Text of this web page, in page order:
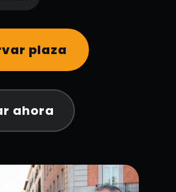
plaza
ahora